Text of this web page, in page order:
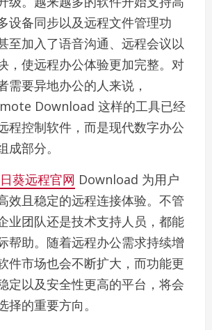
设备同步以及远程文件管理功
至加入了语音沟通、远程会议以
，使远程办公体验更加完整。对
需要异地办公的人来说，
Download 这样的工具已经
程控制软件，而是现代数字办公
部分。
葵远程官网 Download 为用户
效且稳定的远程连接体验。不管
业团队还是技术支持人员，都能
帮助。随着远程办公需求持续增
件市场也会不断扩大，而功能更
定以及安全性更高的平台，将会
择的重要方向。